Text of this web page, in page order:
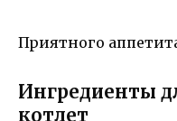
Приятного
Ингредиенты
котлет